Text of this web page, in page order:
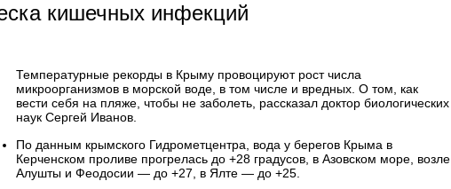
кишечных инфекций
Температурные рекорды в Крыму провоцируют рост числа
микроорганизмов в морской воде, в том числе и вредных. О том, как
вести себя на пляже, чтобы не заболеть, рассказал доктор биологических
наук Сергей Иванов.
По данным крымского Гидрометцентра, вода у берегов Крыма в
Керченском проливе прогрелась до +28 градусов, в Азовском море, возле
Алушты и Феодосии — до +27, в Ялте — до +25.